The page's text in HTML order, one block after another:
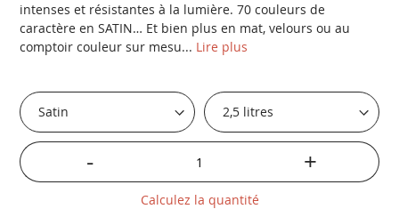
intenses et résistantes à la lumière. 70 couleurs de
caractère en SATIN… Et bien plus en mat, velours ou au
comptoir couleur sur mesu... Lire plus
- +
Calculez la quantité